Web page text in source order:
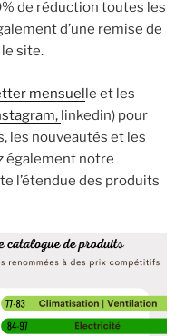
de réduction toutes les
d’une remise de
site.
mensuelle et les
linkedin) pour
les nouveautés et les
également notre
l’étendue des produits